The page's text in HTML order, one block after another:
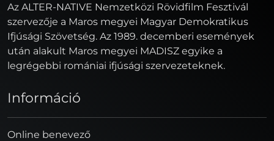
Az ALTER-NATIVE Nemzetközi Rövidfilm Fesztivál
szervezője a Maros megyei Magyar Demokratikus
Ifjúsági Szövetség. Az 1989. decemberi események
után alakult Maros megyei MADISZ egyike a
legrégebbi romániai ifjúsági szervezeteknek.
Információ
Online benevező